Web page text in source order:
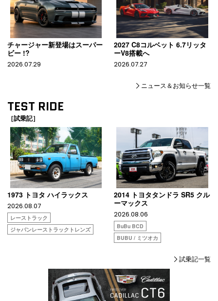
チャージャー新登場はスーパー
ビー !?
2026.07.29
2027 C8コルベット 6.7リッタ
ーV8搭載へ
2026.07.27
ニュース＆お知らせ一覧
TEST RIDE
［試乗記］
1973 トヨタ ハイラックス
2026.08.07
レーストラック
ジャパンレーストラックトレンズ
2014 トヨタタンドラ SR5 クル
ーマックス
2026.08.06
BuBu BCD
BUBU / ミツオカ
試乗記一覧